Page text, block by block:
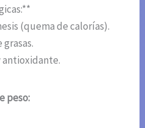
(quema de calorías).
peso: